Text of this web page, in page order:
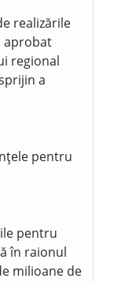
realizările
aprobat
regional
a
pentru
pentru
în raionul
milioane de